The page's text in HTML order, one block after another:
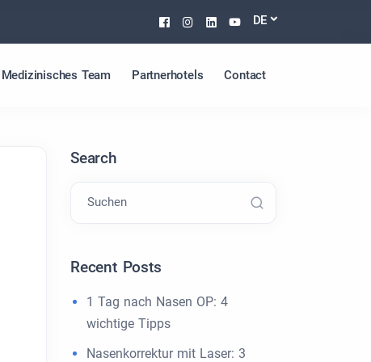
Facebook
Instagram
Linkedin
Youtube
DE
Medizinisches Team Partnerhotels Contact
Search
Suchen
Recent Posts
1 Tag nach Nasen OP: 4
wichtige Tipps
Nasenkorrektur mit Laser: 3